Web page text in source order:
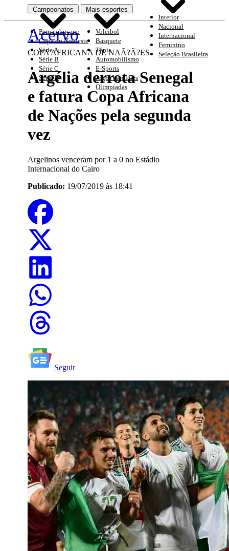
Interior
Nacional
Internacional
Feminino
Seleção Brasileira
Campeonatos
Pernambucano
Copa do Nordeste
Série A
Série B
Série C
Série D
Mais esportes
Voleibol
Basquete
Tênis
Automobilismo
E-Sports
Jogos escolares
Olimpíadas
Acervo
COPA AFRICANA DE NAÃ?Ã?ES
Argélia derrota Senegal
e fatura Copa Africana
de Nações pela segunda
vez
Argelinos venceram por 1 a 0 no Estádio
Internacional do Cairo
Publicado: 19/07/2019 às 18:41
Seguir